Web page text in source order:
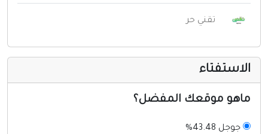
تقني حر
موقعك المفضل؟
جوجل 43.48%